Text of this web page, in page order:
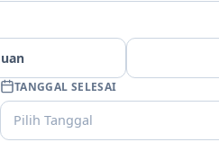
TANGGAL SELESAI
Pilih Tanggal